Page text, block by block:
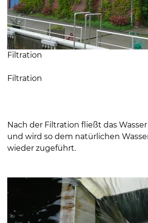
Filtration
Filtration
Nach der Filtration fließt das
und wird so dem natürlichen
wieder zugeführt.